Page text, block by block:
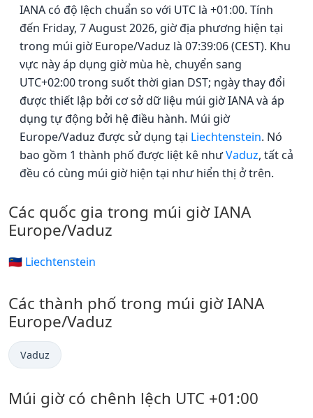
IANA có độ lệch chuẩn so với UTC là +01:00. Tính
đến Friday, 7 August 2026, giờ địa phương hiện tại
trong múi giờ Europe/Vaduz là 07:39:06 (CEST). Khu
vực này áp dụng giờ mùa hè, chuyển sang
UTC+02:00 trong suốt thời gian DST; ngày thay đổi
được thiết lập bởi cơ sở dữ liệu múi giờ IANA và áp
dụng tự động bởi hệ điều hành. Múi giờ
Europe/Vaduz được sử dụng tại Liechtenstein. Nó
bao gồm 1 thành phố được liệt kê nhưVaduz, tất cả
đều có cùng múi giờ hiện tại như hiển thị ở trên.
Các quốc gia trong múi giờ IANA
Europe/Vaduz
🇱🇮 Liechtenstein
Các thành phố trong múi giờ IANA
Europe/Vaduz
Vaduz
Múi giờ có chênh lệch UTC +01:00